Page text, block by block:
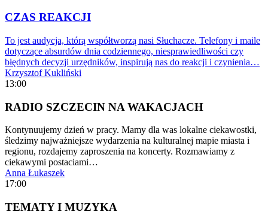
CZAS REAKCJI
To jest audycja, którą współtworzą nasi Słuchacze. Telefony i maile
dotyczące absurdów dnia codziennego, niesprawiedliwości czy
błędnych decyzji urzędników, inspirują nas do reakcji i czynienia…
Krzysztof Kukliński
13:00
RADIO SZCZECIN NA WAKACJACH
Kontynuujemy dzień w pracy. Mamy dla was lokalne ciekawostki,
śledzimy najważniejsze wydarzenia na kulturalnej mapie miasta i
regionu, rozdajemy zaproszenia na koncerty. Rozmawiamy z
ciekawymi postaciami…
Anna Łukaszek
17:00
TEMATY I MUZYKA